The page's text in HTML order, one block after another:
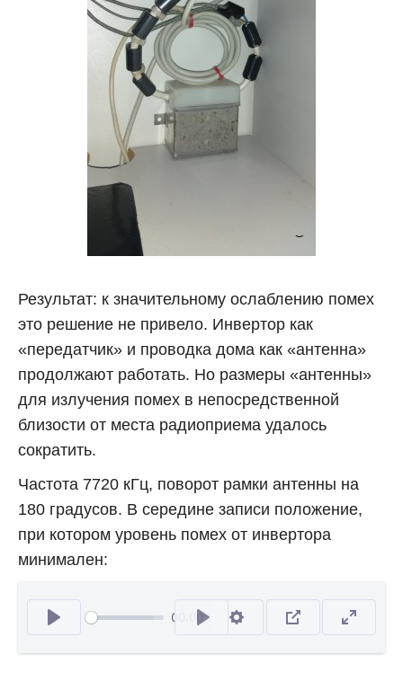
Результат: к значительному ослаблению помех
это решение не привело. Инвертор как
«передатчик» и проводка дома как «антенна»
продолжают работать. Но размеры «антенны»
для излучения помех в непосредственной
близости от места радиоприема удалось
сократить.
Частота 7720 кГц, поворот рамки антенны на
180 градусов. В середине записи положение,
при котором уровень помех от инвертора
минимален:
00:00